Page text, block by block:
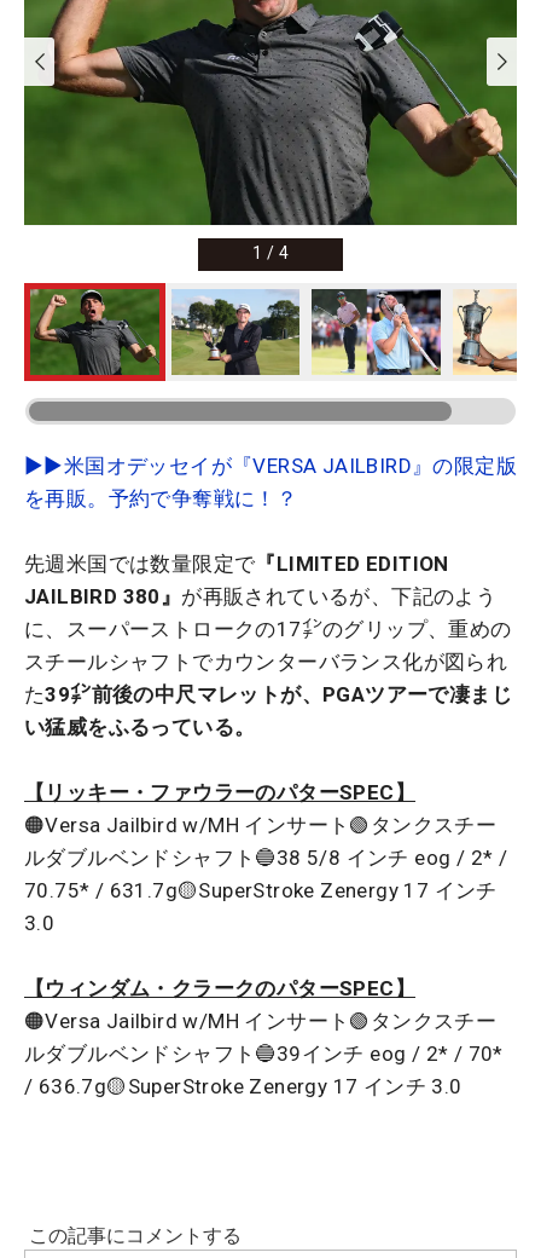
1 / 4
▶▶米国オデッセイが『VERSA JAILBIRD』の限定版
を再販。予約で争奪戦に！？
先週米国では数量限定で 『LIMITED EDITION
JAILBIRD 380』 が再販されているが、下記のよう
に、スーパーストロークの17㌅のグリップ、重めの
スチールシャフトでカウンターバランス化が図られ
た39㌅前後の中尺マレットが、PGAツアーで凄まじ
い猛威をふるっている。
【リッキー・ファウラーのパターSPEC】
🟠Versa Jailbird w/MH インサート🟢タンクスチー
ルダブルベンドシャフト🔵38 5/8 インチ eog / 2* /
70.75* / 631.7g🟡SuperStroke Zenergy 17 インチ
3.0
【ウィンダム・クラークのパターSPEC】
🟠Versa Jailbird w/MH インサート🟢タンクスチー
ルダブルベンドシャフト🔵39インチ eog / 2* / 70*
/ 636.7g🟡SuperStroke Zenergy 17 インチ 3.0